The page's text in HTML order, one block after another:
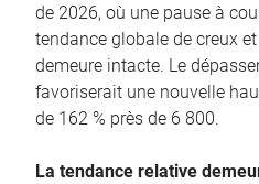
de 2026, où une pause à
tendance globale de creux
demeure intacte. Le
favoriserait une nouvelle
de 162 % près de 6 800.
La tendance relative